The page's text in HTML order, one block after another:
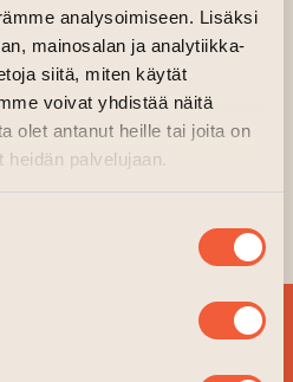
analysoimiseen. Lisäksi
mainosalan ja analytiikka-
siitä, miten käytät
voivat yhdistää näitä
olet antanut heille tai joita on
palvelujaan.
kl. 12.00—18.00
kl. 12.00—18.00
kl. 12.00—18.00